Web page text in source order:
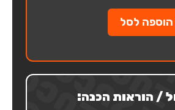
הוספה לסל
/ הוראות הכנה: